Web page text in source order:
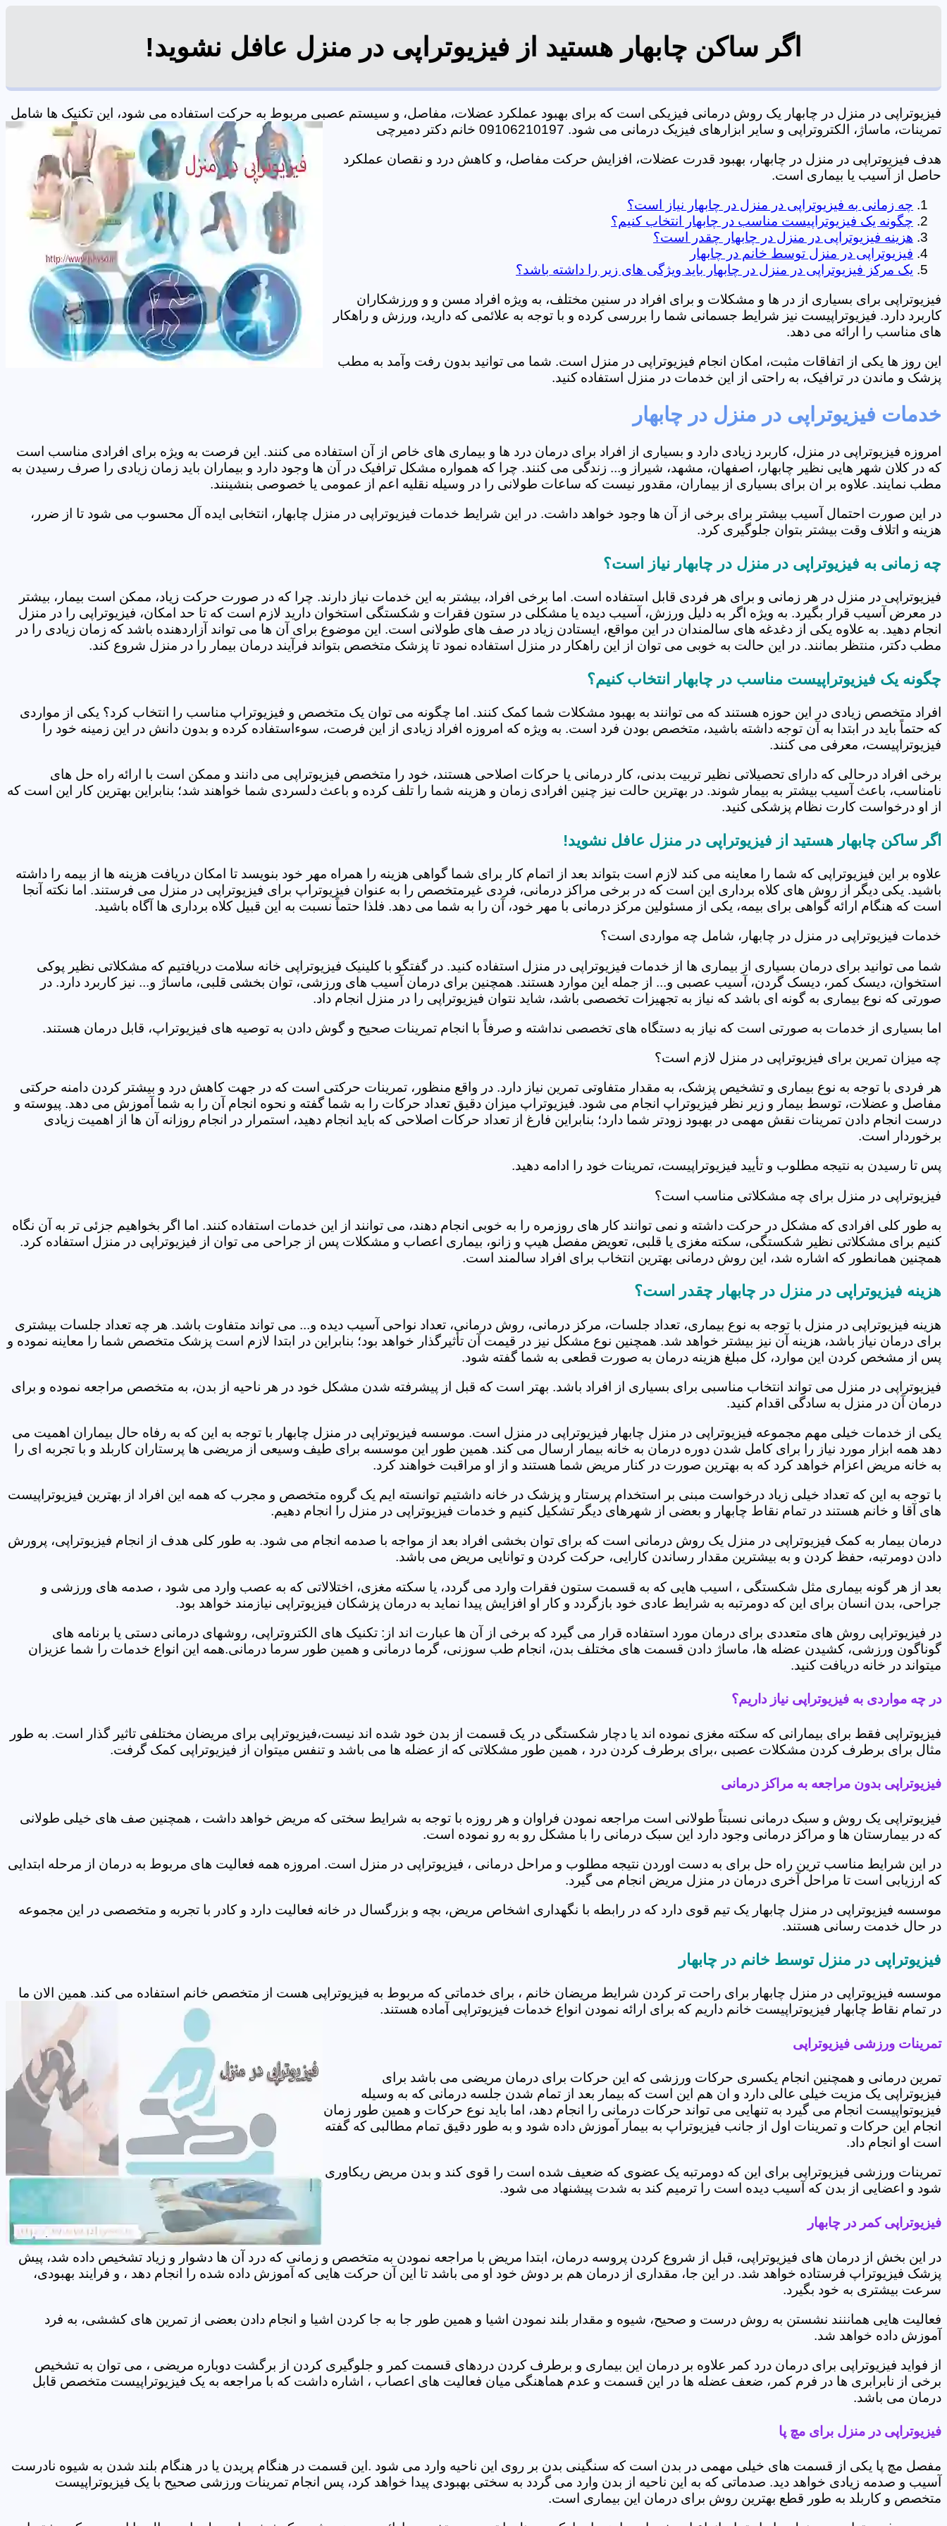
اگر ساکن چابهار هستید از فیزیوتراپی در منزل عافل نشوید!
فیزیوتراپی در منزل در چابهار یک روش درمانی فیزیکی است که برای بهبود عملکرد عضلات، مفاصل، و سیستم عصبی مربوط به حرکت استفاده می شود، این تکنیک ها شامل
تمرینات، ماساژ، الکتروتراپی و سایر ابزارهای فیزیک درمانی می شود. 09106210197 خانم دکتر دمیرچی
هدف فیزیوتراپی در منزل در چابهار، بهبود قدرت عضلات، افزایش حرکت مفاصل، و کاهش درد و نقصان عملکرد
حاصل از آسیب یا بیماری است.
چه زمانی به فیزیوتراپی در منزل در چابهار نیاز است؟
چگونه یک فیزیوتراپیست مناسب در چابهار انتخاب کنیم؟
هزینه فیزیوتراپی در منزل در چابهار چقدر است؟
فیزیوتراپی در منزل توسط خانم در چابهار
یک مرکز فیزیوتراپی در منزل در چابهار باید ویژگی های زیر را داشته باشد؟
فیزیوتراپی برای بسیاری از در ها و مشکلات و برای افراد در سنین مختلف، به ویژه افراد مسن و و ورزشکاران
کاربرد دارد. فیزیوتراپیست نیز شرایط جسمانی شما را بررسی کرده و با توجه به علائمی که دارید، ورزش و راهکار
های مناسب را ارائه می دهد.
این روز ها یکی از اتفاقات مثبت، امکان انجام فیزیوتراپی در منزل است. شما می توانید بدون رفت وآمد به مطب
پزشک و ماندن در ترافیک، به راحتی از این خدمات در منزل استفاده کنید.
خدمات فیزیوتراپی در منزل در چابهار
امروزه فیزیوتراپی در منزل، کاربرد زیادی دارد و بسیاری از افراد برای درمان درد ها و بیماری های خاص از آن استفاده می کنند. این فرصت به ویژه برای افرادی مناسب است
که در کلان شهر هایی نظیر چابهار، اصفهان، مشهد، شیراز و... زندگی می کنند. چرا که همواره مشکل ترافیک در آن ها وجود دارد و بیماران باید زمان زیادی را صرف رسیدن به
مطب نمایند. علاوه بر ان برای بسیاری از بیماران، مقدور نیست که ساعات طولانی را در وسیله نقلیه اعم از عمومی یا خصوصی بنشینند.
در این صورت احتمال آسیب بیشتر برای برخی از آن ها وجود خواهد داشت. در این شرایط خدمات فیزیوتراپی در منزل چابهار، انتخابی ایده آل محسوب می شود تا از ضرر،
هزینه و اتلاف وقت بیشتر بتوان جلوگیری کرد.
چه زمانی به فیزیوتراپی در منزل در چابهار نیاز است؟
فیزیوتراپی در منزل در هر زمانی و برای هر فردی قابل استفاده است. اما برخی افراد، بیشتر به این خدمات نیاز دارند. چرا که در صورت حرکت زیاد، ممکن است بیمار، بیشتر
در معرض آسیب قرار بگیرد. به ویژه اگر به دلیل ورزش، آسیب دیده یا مشکلی در ستون فقرات و شکستگی استخوان دارید لازم است که تا حد امکان، فیزیوتراپی را در منزل
انجام دهید. به علاوه یکی از دغدغه های سالمندان در این مواقع، ایستادن زیاد در صف های طولانی است. این موضوع برای آن ها می تواند آزاردهنده باشد که زمان زیادی را در
مطب دکتر، منتظر بمانند. در این حالت به خوبی می توان از این راهکار در منزل استفاده نمود تا پزشک متخصص بتواند فرآیند درمان بیمار را در منزل شروع کند.
چگونه یک فیزیوتراپیست مناسب در چابهار انتخاب کنیم؟
افراد متخصص زیادی در این حوزه هستند که می توانند به بهبود مشکلات شما کمک کنند. اما چگونه می توان یک متخصص و فیزیوتراپ مناسب را انتخاب کرد؟ یکی از مواردی
که حتماً باید در ابتدا به آن توجه داشته باشید، متخصص بودن فرد است. به ویژه که امروزه افراد زیادی از این فرصت، سوءاستفاده کرده و بدون دانش در این زمینه خود را
فیزیوتراپیست، معرفی می کنند.
برخی افراد درحالی که دارای تحصیلاتی نظیر تربیت بدنی، کار درمانی یا حرکات اصلاحی هستند، خود را متخصص فیزیوتراپی می دانند و ممکن است با ارائه راه حل های
نامناسب، باعث آسیب بیشتر به بیمار شوند. در بهترین حالت نیز چنین افرادی زمان و هزینه شما را تلف کرده و باعث دلسردی شما خواهند شد؛ بنابراین بهترین کار این است که
از او درخواست کارت نظام پزشکی کنید.
اگر ساکن چابهار هستید از فیزیوتراپی در منزل عافل نشوید!
علاوه بر این فیزیوتراپی که شما را معاینه می کند لازم است بتواند بعد از اتمام کار برای شما گواهی هزینه را همراه مهر خود بنویسد تا امکان دریافت هزینه ها از بیمه را داشته
باشید. یکی دیگر از روش های کلاه برداری این است که در برخی مراکز درمانی، فردی غیرمتخصص را به عنوان فیزیوتراپ برای فیزیوتراپی در منزل می فرستند. اما نکته آنجا
است که هنگام ارائه گواهی برای بیمه، یکی از مسئولین مرکز درمانی با مهر خود، آن را به شما می دهد. فلذا حتماً نسبت به این قبیل کلاه برداری ها آگاه باشید.
خدمات فیزیوتراپی در منزل در چابهار، شامل چه مواردی است؟
شما می توانید برای درمان بسیاری از بیماری ها از خدمات فیزیوتراپی در منزل استفاده کنید. در گفتگو با کلینیک فیزیوتراپی خانه سلامت دریافتیم که مشکلاتی نظیر پوکی
استخوان، دیسک کمر، دیسک گردن، آسیب عصبی و... از جمله این موارد هستند. همچنین برای درمان آسیب های ورزشی، توان بخشی قلبی، ماساژ و... نیز کاربرد دارد. در
صورتی که نوع بیماری به گونه ای باشد که نیاز به تجهیزات تخصصی باشد، شاید نتوان فیزیوتراپی را در منزل انجام داد.
اما بسیاری از خدمات به صورتی است که نیاز به دستگاه های تخصصی نداشته و صرفاً با انجام تمرینات صحیح و گوش دادن به توصیه های فیزیوتراپ، قابل درمان هستند.
چه میزان تمرین برای فیزیوتراپی در منزل لازم است؟
هر فردی با توجه به نوع بیماری و تشخیص پزشک، به مقدار متفاوتی تمرین نیاز دارد. در واقع منظور، تمرینات حرکتی است که در جهت کاهش درد و بیشتر کردن دامنه حرکتی
مفاصل و عضلات، توسط بیمار و زیر نظر فیزیوتراپ انجام می شود. فیزیوتراپ میزان دقیق تعداد حرکات را به شما گفته و نحوه انجام آن را به شما آموزش می دهد. پیوسته و
درست انجام دادن تمرینات نقش مهمی در بهبود زودتر شما دارد؛ بنابراین فارغ از تعداد حرکات اصلاحی که باید انجام دهید، استمرار در انجام روزانه آن ها از اهمیت زیادی
برخوردار است.
پس تا رسیدن به نتیجه مطلوب و تأیید فیزیوتراپیست، تمرینات خود را ادامه دهید.
فیزیوتراپی در منزل برای چه مشکلاتی مناسب است؟
به طور کلی افرادی که مشکل در حرکت داشته و نمی توانند کار های روزمره را به خوبی انجام دهند، می توانند از این خدمات استفاده کنند. اما اگر بخواهیم جزئی تر به آن نگاه
کنیم برای مشکلاتی نظیر شکستگی، سکته مغزی یا قلبی، تعویض مفصل هیپ و زانو، بیماری اعصاب و مشکلات پس از جراحی می توان از فیزیوتراپی در منزل استفاده کرد.
همچنین همانطور که اشاره شد، این روش درمانی بهترین انتخاب برای افراد سالمند است.
هزینه فیزیوتراپی در منزل در چابهار چقدر است؟
هزینه فیزیوتراپی در منزل با توجه به نوع بیماری، تعداد جلسات، مرکز درمانی، روش درمانی، تعداد نواحی آسیب دیده و... می تواند متفاوت باشد. هر چه تعداد جلسات بیشتری
برای درمان نیاز باشد، هزینه آن نیز بیشتر خواهد شد. همچنین نوع مشکل نیز در قیمت آن تأثیرگذار خواهد بود؛ بنابراین در ابتدا لازم است پزشک متخصص شما را معاینه نموده و
پس از مشخص کردن این موارد، کل مبلغ هزینه درمان به صورت قطعی به شما گفته شود.
فیزیوتراپی در منزل می تواند انتخاب مناسبی برای بسیاری از افراد باشد. بهتر است که قبل از پیشرفته شدن مشکل خود در هر ناحیه از بدن، به متخصص مراجعه نموده و برای
درمان آن در منزل به سادگی اقدام کنید.
یکی از خدمات خیلی مهم مجموعه فیزیوتراپی در منزل چابهار فیزیوتراپی در منزل است. موسسه فیزیوتراپی در منزل چابهار با توجه به این که به رفاه حال بیماران اهمیت می
دهد همه ابزار مورد نیاز را برای کامل شدن دوره درمان به خانه بیمار ارسال می کند. همین طور این موسسه برای طیف وسیعی از مریضی ها پرستاران کاربلد و با تجربه ای را
به خانه مریض اعزام خواهد کرد که به بهترین صورت در کنار مریض شما هستند و از او مراقبت خواهند کرد.
با توجه به این که تعداد خیلی زیاد درخواست مبنی بر استخدام پرستار و پزشک در خانه داشتیم توانسته ایم یک گروه متخصص و مجرب که همه این افراد از بهترین فیزیوتراپیست
های آقا و خانم هستند در تمام نقاط چابهار و بعضی از شهرهای دیگر تشکیل کنیم و خدمات فیزیوتراپی در منزل را انجام دهیم.
درمان بیمار به کمک فیزیوتراپی در منزل یک روش درمانی است که برای توان بخشی افراد بعد از مواجه با صدمه انجام می شود. به طور کلی هدف از انجام فیزیوتراپی، پرورش
دادن دومرتبه، حفظ کردن و به بیشترین مقدار رساندن کارایی، حرکت کردن و توانایی مریض می باشد.
بعد از هر گونه بیماری مثل شکستگی ، اسیب هایی که به قسمت ستون فقرات وارد می گردد، یا سکته مغزی، اختلالاتی که به عصب وارد می شود ، صدمه های ورزشی و
جراحی، بدن انسان برای این که دومرتبه به شرایط عادی خود بازگردد و کار او افزایش پیدا نماید به درمان پزشکان فیزیوتراپی نیازمند خواهد بود.
در فیزیوتراپی روش های متعددی برای درمان مورد استفاده قرار می گیرد که برخی از آن ها عبارت اند از: تکنیک های الکتروتراپی، روشهای درمانی دستی یا برنامه های
گوناگون ورزشی، کشیدن عضله ها، ماساژ دادن قسمت های مختلف بدن، انجام طب سوزنی، گرما درمانی و همین طور سرما درمانی.همه این انواع خدمات را شما عزیزان
میتواند در خانه دریافت کنید.
در چه مواردی به فیزیوتراپی نیاز داریم؟
فیزیوتراپی فقط برای بیمارانی که سکته مغزی نموده اند یا دچار شکستگی در یک قسمت از بدن خود شده اند نیست،فیزیوتراپی برای مریضان مختلفی تاثیر گذار است. به طور
مثال برای برطرف کردن مشکلات عصبی ،برای برطرف کردن درد ، همین طور مشکلاتی که از عضله ها می باشد و تنفس میتوان از فیزیوتراپی کمک گرفت.
فیزیوتراپی بدون مراجعه به مراکز درمانی
فیزیوتراپی یک روش و سبک درمانی نسبتاً طولانی است مراجعه نمودن فراوان و هر روزه با توجه به شرایط سختی که مریض خواهد داشت ، همچنین صف های خیلی طولانی
که در بیمارستان ها و مراکز درمانی وجود دارد این سبک درمانی را با مشکل رو به رو نموده است.
در این شرایط مناسب ترین راه حل برای به دست اوردن نتیجه مطلوب و مراحل درمانی ، فیزیوتراپی در منزل است. امروزه همه فعالیت های مربوط به درمان از مرحله ابتدایی
که ارزیابی است تا مراحل آخری درمان در منزل مریض انجام می گیرد.
موسسه فیزیوتراپی در منزل چابهار یک تیم قوی دارد که در رابطه با نگهداری اشخاص مریض، بچه و بزرگسال در خانه فعالیت دارد و کادر با تجربه و متخصصی در این مجموعه
در حال خدمت رسانی هستند.
فیزیوتراپی در منزل توسط خانم در چابهار
موسسه فیزیوتراپی در منزل چابهار برای راحت تر کردن شرایط مریضان خانم ، برای خدماتی که مربوط به فیزیوتراپی هست از متخصص خانم استفاده می کند. همین الان ما
در تمام نقاط چابهار فیزیوتراپیست خانم داریم که برای ارائه نمودن انواع خدمات فیزیوتراپی آماده هستند.
تمرینات ورزشی فیزیوتراپی
تمرین درمانی و همچنین انجام یکسری حرکات ورزشی که این حرکات برای درمان مریضی می باشد برای
فیزیوتراپی یک مزیت خیلی عالی دارد و ان هم این است که بیمار بعد از تمام شدن جلسه درمانی که به وسیله
فیزیوتواپیست انجام می گیرد به تنهایی می تواند حرکات درمانی را انجام دهد، اما باید نوع حرکات و همین طور زمان
انجام این حرکات و تمرینات اول از جانب فیزیوتراپ به بیمار آموزش داده شود و به طور دقیق تمام مطالبی که گفته
است او انجام داد.
تمرینات ورزشی فیزیوتراپی برای این که دومرتبه یک عضوی که ضعیف شده است را قوی کند و بدن مریض ریکاوری
شود و اعضایی از بدن که آسیب دیده است را ترمیم کند به شدت پیشنهاد می شود.
فیزیوتراپی کمر در چابهار
در این بخش از درمان های فیزیوتراپی، قبل از شروع کردن پروسه درمان، ابتدا مریض با مراجعه نمودن به متخصص و زمانی که درد آن ها دشوار و زیاد تشخیص داده شد، پیش
پزشک فیزیوتراپ فرستاده خواهد شد. در این جا، مقداری از درمان هم بر دوش خود او می باشد تا این آن حرکت هایی که آموزش داده شده را انجام دهد ، و فرایند بهبودی،
سرعت بیشتری به خود بگیرد.
فعالیت هایی هماننند نشستن به روش درست و صحیح، شیوه و مقدار بلند نمودن اشیا و همین طور جا به جا کردن اشیا و انجام دادن بعضی از تمرین های کششی، به فرد
آموزش داده خواهد شد.
از فواید فیزیوتراپی برای درمان درد کمر علاوه بر درمان این بیماری و برطرف کردن دردهای قسمت کمر و جلوگیری کردن از برگشت دوباره مریضی ، می توان به تشخیص
برخی از نابرابری ها در فرم کمر، ضعف عضله ها در این قسمت و عدم هماهنگی میان فعالیت های اعصاب ، اشاره داشت که با مراجعه به یک فیزیوتراپیست متخصص قابل
درمان می باشد.
فیزیوتراپی در منزل برای مچ پا
مفصل مچ پا یکی از قسمت های خیلی مهمی در بدن است که سنگینی بدن بر روی این ناحیه وارد می شود .این قسمت در هنگام پریدن یا در هنگام بلند شدن به شیوه نادرست
آسیب و صدمه زیادی خواهد دید. صدماتی که به این ناحیه از بدن وارد می گردد به سختی بهبودی پیدا خواهد کرد، پس انجام تمرینات ورزشی صحیح با یک فیزیوتراپیست
متخصص و کاربلد به طور قطع بهترین روش برای درمان این بیماری است.